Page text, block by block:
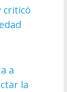
criticó
a
la